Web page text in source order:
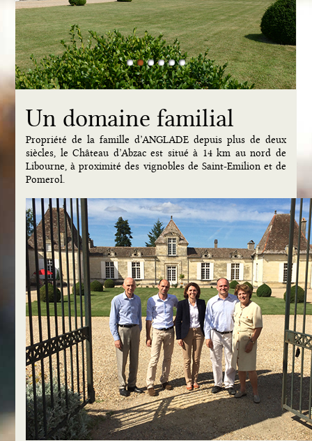
1 2 3 4 5 6
Un domaine familial
Propriété de la famille d’ANGLADE depuis plus de deux
siècles, le Château d’Abzac est situé à 14 km au nord de
Libourne, à proximité des vignobles de Saint-Emilion et de
Pomerol.